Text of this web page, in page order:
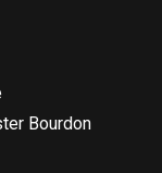
Bourdon